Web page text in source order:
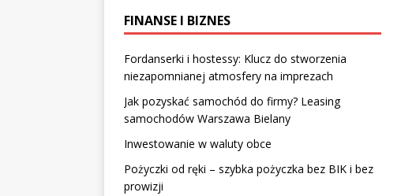
FINANSE I BIZNES
Fordanserki i hostessy: Klucz do stworzenia
niezapomnianej atmosfery na imprezach
Jak pozyskać samochód do firmy? Leasing
samochodów Warszawa Bielany
Inwestowanie w waluty obce
Pożyczki od ręki – szybka pożyczka bez BIK i bez
prowizji